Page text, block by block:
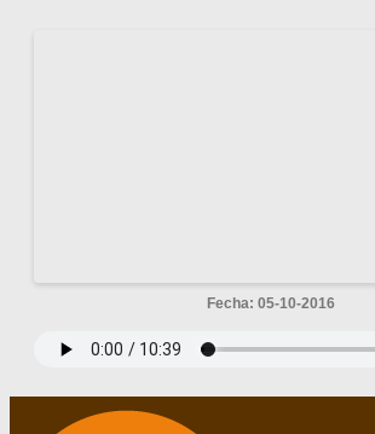
Fecha: 05-10-2016